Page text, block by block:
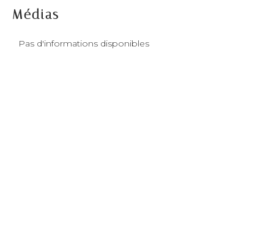
Médias
Pas d'informations disponibles